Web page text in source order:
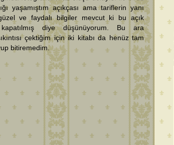
yaşamıştım açıkçası ama tariflerin yanı
ve faydalı bilgiler mevcut ki bu açık
kapatılmış diye düşünüyorum. Bu ara
çektiğim için iki kitabı da henüz tam
bitiremedim.